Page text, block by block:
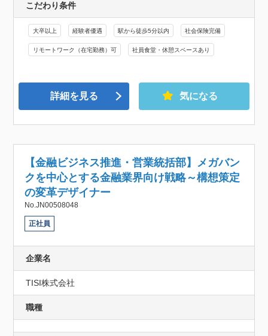
こだわり条件
大卒以上 経験者優遇 駅から徒歩5分以内 社会保険完備
リモートワーク（在宅勤務）可 社員食堂・休憩スペースあり
詳細を見る 気になる
【金融ビジネス推進・営業統括部】メガバン
クを中心とする金融業界向け戦略～構想策定
の変革デザイナー
No.JN00508048
正社員
企業名
TISI株式会社
職種